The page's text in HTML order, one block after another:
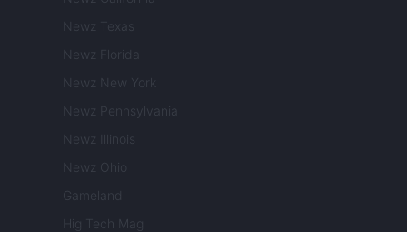
Newz Texas
Newz Florida
Newz New York
Newz Pennsylvania
Newz Illinois
Newz Ohio
Gameland
Hig Tech Mag